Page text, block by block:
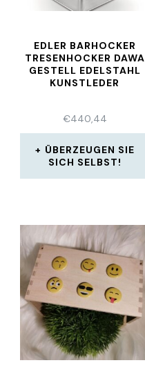
EDLER BARHOCKER
TRESENHOCKER DAWA
GESTELL EDELSTAHL
KUNSTLEDER
€440,44
ÜBERZEUGEN SIE
SICH SELBST!